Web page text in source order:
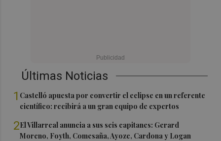
Últimas Noticias
1 Castelló apuesta por convertir el eclipse en un referente
científico: recibirá a un gran equipo de expertos
2El Villarreal anuncia a sus seis capitanes: Gerard
Moreno, Foyth, Comesaña, Ayoze, Cardona y Logan